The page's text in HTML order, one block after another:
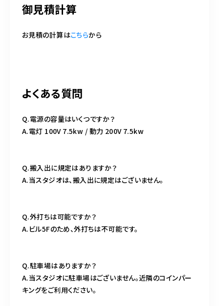
御見積計算
お見積の計算はこちらから
よくある質問
Q.電源の容量はいくつですか？
A.電灯 100V 7.5kw / 動力 200V 7.5kw
Q.搬入出に規定はありますか？
A.当スタジオは、搬入出に規定はございません。
Q.外打ちは可能ですか？
A.ビル5Fのため、外打ちは不可能です。
Q.駐車場はありますか？
A.当スタジオに駐車場はございません。近隣のコインパー
キングをご利用ください。